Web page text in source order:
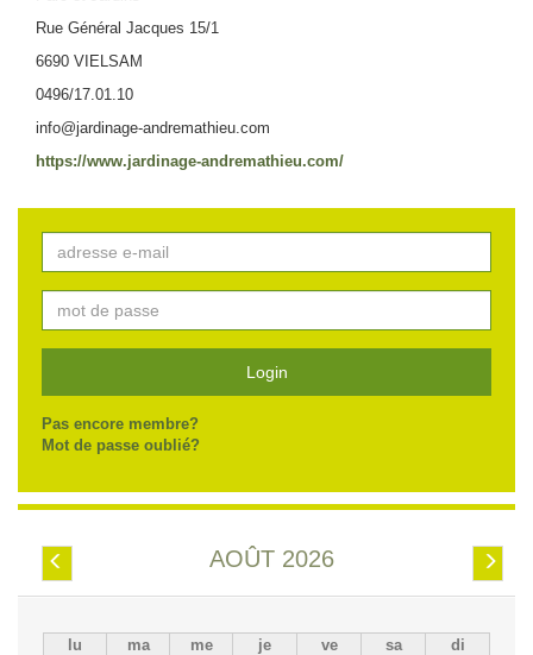
Rue Général Jacques 15/1
6690 VIELSAM
0496/17.01.10
info@jardinage-andremathieu.com
https://www.jardinage-andremathieu.com/
Login
Pas encore membre?
Mot de passe oublié?
Préc. Suiv.
AOÛT 2026
lu ma me je ve sa
di